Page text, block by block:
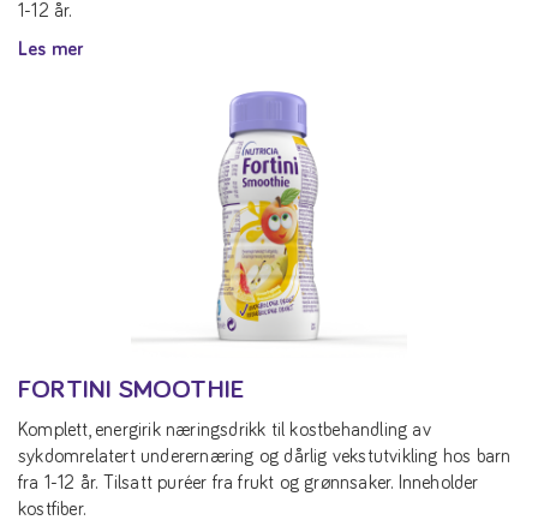
1-12 år.
Les mer
FORTINI SMOOTHIE
Komplett, energirik næringsdrikk til kostbehandling av
sykdomrelatert underernæring og dårlig vekstutvikling hos barn
fra 1-12 år. Tilsatt puréer fra frukt og grønnsaker. Inneholder
kostfiber.